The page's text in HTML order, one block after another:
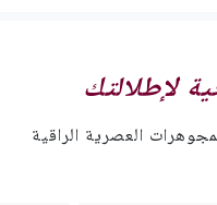
لإطلالتك
العصرية الراقية